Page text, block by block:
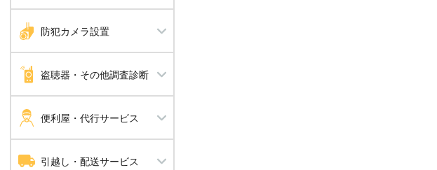
解体工事
外壁塗装・外壁工事
外張り断熱工事
内装工事
手すり設置
断熱工事
耐震工事
防犯カメラ設置
防犯カメラ設置
盗聴器・その他調査診断
盗聴器調査
便利屋・代行サービス
家具組立・移動
引越し・配送サービス